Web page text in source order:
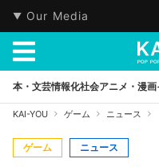
Our Media
本・文芸情報化社会アニメ・漫画
KAI-YOU ゲーム ニュース
ゲーム ニュース